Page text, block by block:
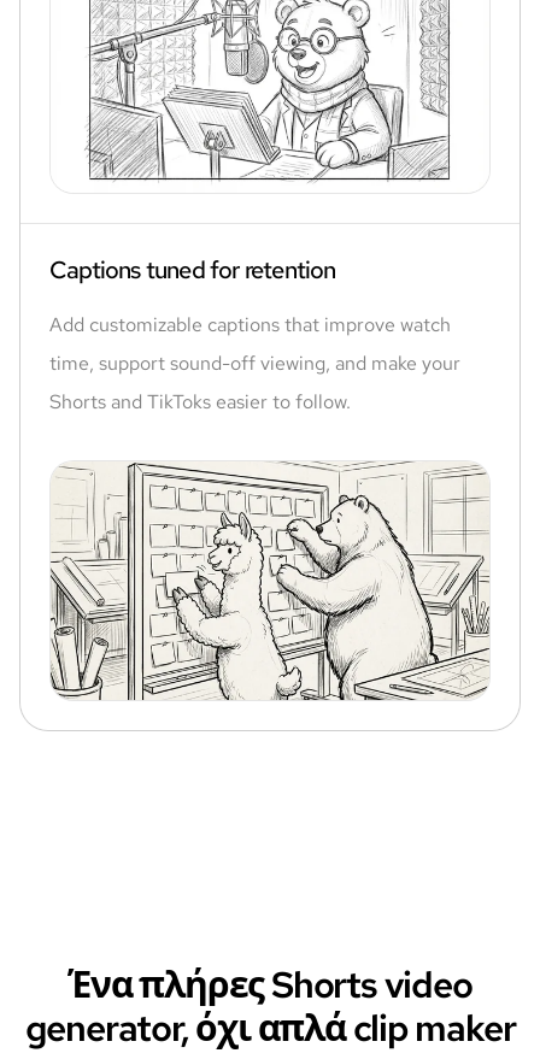
Captions tuned for retention
Add customizable captions that improve watch
time, support sound-off viewing, and make your
Shorts and TikToks easier to follow.
Ένα πλήρες Shorts video
generator, όχι απλά clip maker